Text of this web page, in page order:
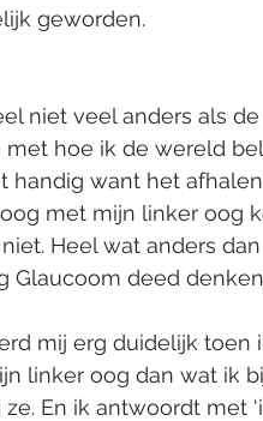
geworden.
niet veel anders als
hoe ik de wereld
handig want het
met mijn linker oog
Heel wat anders
Glaucoom deed
mij erg duidelijk toen
linker oog dan wat ik
ze. En ik antwoordt met